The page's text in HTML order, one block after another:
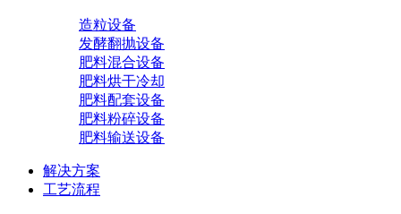
造粒设备
发酵翻抛设备
肥料混合设备
肥料烘干冷却
肥料配套设备
肥料粉碎设备
肥料输送设备
解决方案
工艺流程